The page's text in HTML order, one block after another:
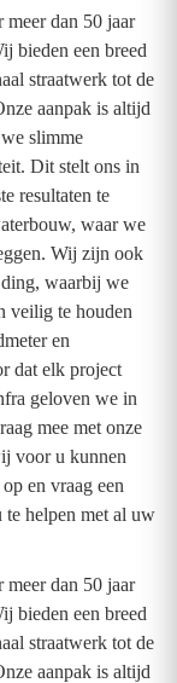
dan 50 jaar
bieden een breed
straatwerk tot de
aanpak is altijd
slimme
Dit stelt ons in
resultaten te
waar we
Wij zijn ook
waarbij we
veilig te houden
en
dat elk project
geloven we in
mee met onze
voor u kunnen
en vraag een
helpen met al uw
dan 50 jaar
bieden een breed
straatwerk tot de
aanpak is altijd